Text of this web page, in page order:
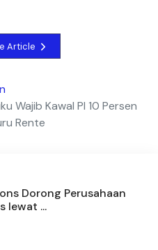
Article
Wajib Kawal PI 10 Persen
Rente
Dorong Perusahaan
lewat ...